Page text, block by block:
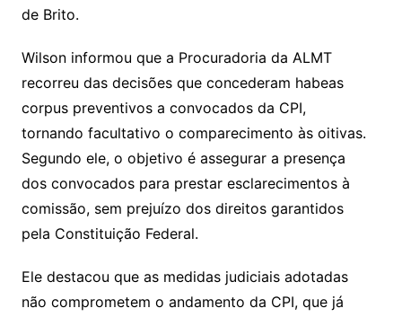
de Brito.
Wilson informou que a Procuradoria da ALMT
recorreu das decisões que concederam habeas
corpus preventivos a convocados da CPI,
tornando facultativo o comparecimento às oitivas.
Segundo ele, o objetivo é assegurar a presença
dos convocados para prestar esclarecimentos à
comissão, sem prejuízo dos direitos garantidos
pela Constituição Federal.
Ele destacou que as medidas judiciais adotadas
não comprometem o andamento da CPI, que já